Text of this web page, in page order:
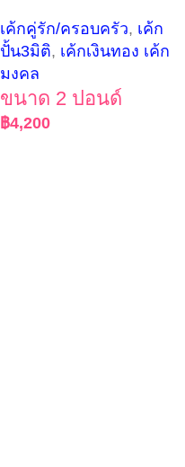
เค้กคู่รัก/ครอบครัว, เค้ก
ปั้น3มิติ, เค้กเงินทอง เค้ก
มงคล
ขนาด 2 ปอนด์
฿4,200